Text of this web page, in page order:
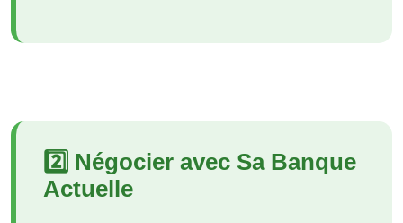
2️⃣ Négocier avec Sa Banque
Actuelle